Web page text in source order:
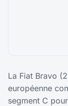
La Fiat Bravo
européenne
segment C